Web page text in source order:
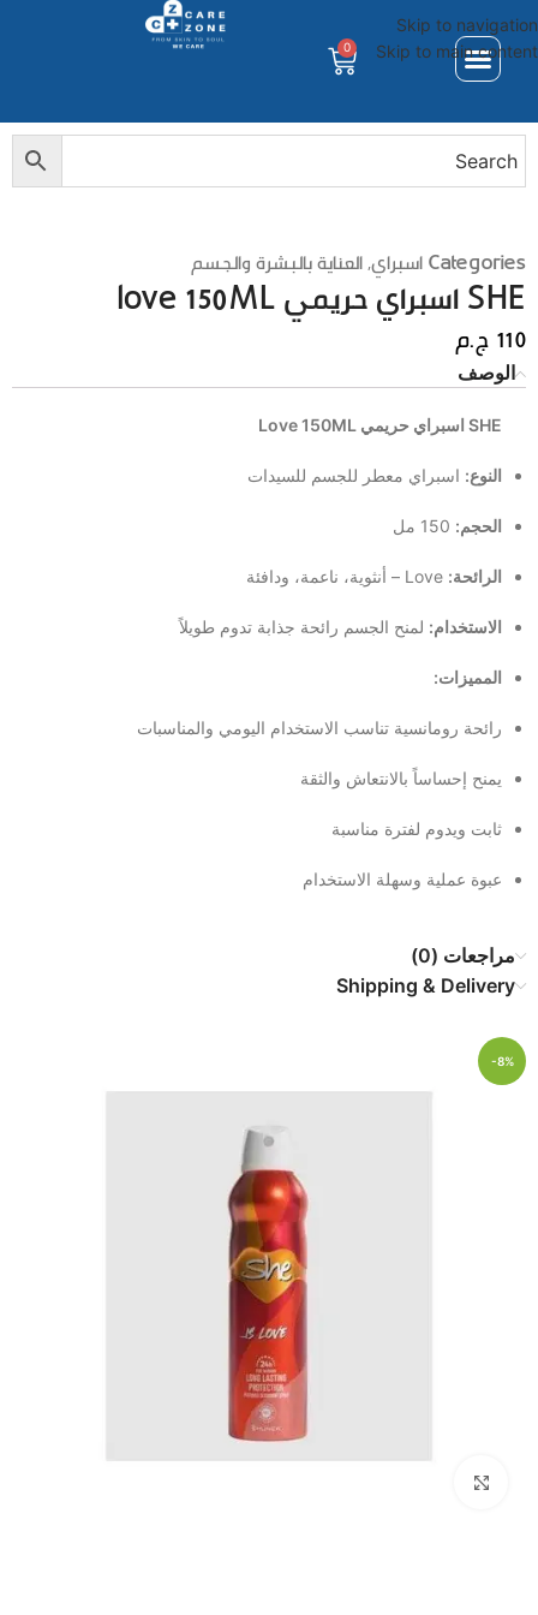
Skip to navigation
Skip to main content
0
Categoriesاسبراي,العناية بالبشرة والجسم
SHE اسبراي حريمي love 150ML
110ج.م
الوصف
SHE اسبراي حريمي Love 150ML
النوع: اسبراي معطر للجسم للسيدات
الحجم:
الرائحة:
الاستخدام: لمنح الجسم رائحة جذابة تدوم طويلاً
المميزات:
رائحة رومانسية تناسب الاستخدام اليومي والمناسبات
يمنح إحساساً بالانتعاش والثقة
ثابت ويدوم لفترة مناسبة
عبوة عملية وسهلة الاستخدام
مراجعات (0)
Shipping & Delivery
-8%